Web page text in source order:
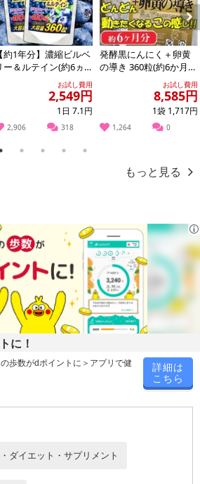
が豊富なことで知られるブロッコリース
っしりで軽やかな毎日が送れる有用成分
以上
日本
キス末、L-オルニチン塩酸塩、ウコン
キ肉エキス、ブロッコリースプラウトパ
ラウト、水溶性食物繊維）、結晶セルロ
ウム、二酸化ケイ素
を目安にお召し上がり下さい
【約1年分】濃縮ビルベ
ー＆ルテイン(約6ヵ
月分/360粒)×2袋お試し費用
2,549円
1日 7.1円
2,906 318
発酵黒にんにく＋卵黄
の導き 360粒(約6か月
お試し費用
8,585円
1袋 1,717円
1,264 0
Next
2 3 4 5
もっと見る
に！
歩数がdポイントに＞アプリで健
詳細は
こちら
ダイエット・サプリメント